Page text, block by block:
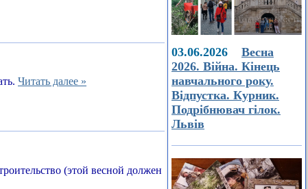
Читать далее »
(этой весной должен
03.06.2026 Весна
2026. Війна. Кінець
навчального року.
Відпустка. Курник.
Подрібнювач гілок.
Львів